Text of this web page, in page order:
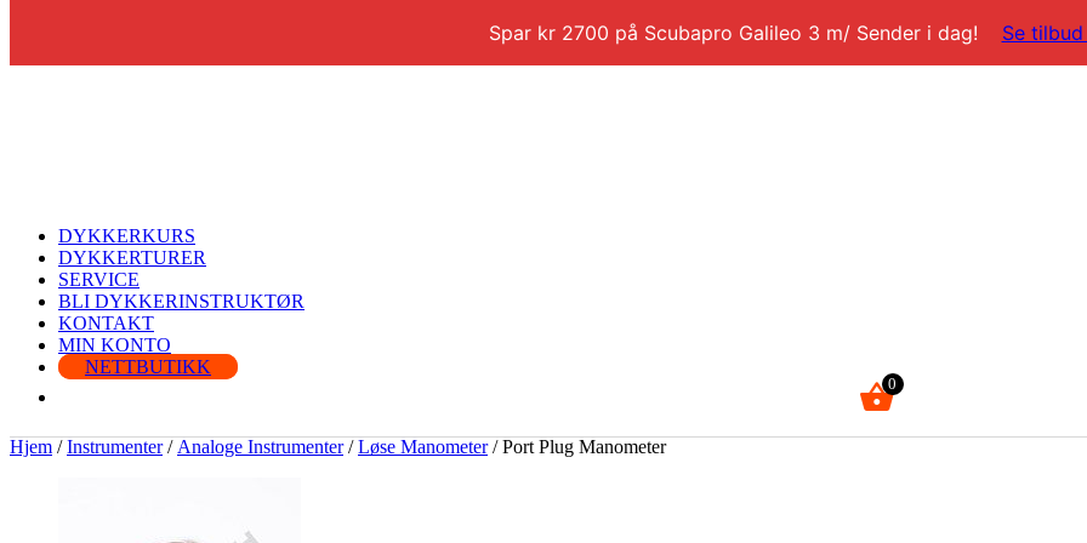
Spar kr 2700 på Scubapro Galileo 3 m/ Sender i dag! Se
DYKKERKURS
DYKKERTURER
SERVICE
BLI DYKKERINSTRUKTØR
KONTAKT
MIN KONTO
NETTBUTIKK
0
Hjem /Instrumenter/ Analoge Instrumenter/Løse Manometer/ Port Plug Manometer